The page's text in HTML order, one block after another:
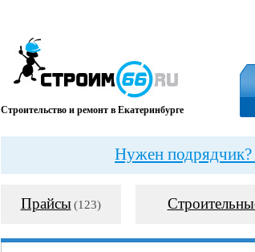
Строительство и ремонт в Екатеринбурге
Нужен подрядчик?
Прайсы (123)